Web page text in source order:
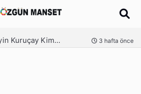
Kanaat Önderi Hüseyin Kuruçay Kimdir? 3 hafta önce